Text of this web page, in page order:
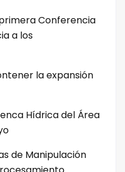
Conferencia
a los
la expansión
Hídrica del Área
de Manipulación